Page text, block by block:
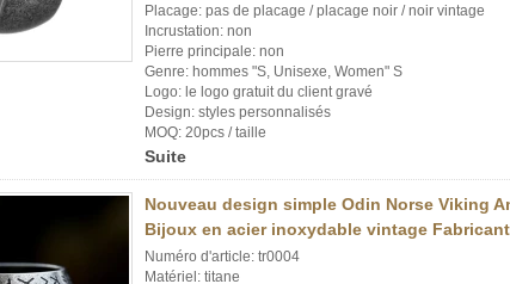
Placage: pas de placage / placage noir / noir vintage
Incrustation: non
Pierre principale: non
Genre: hommes "S, Unisexe, Women" S
Logo: le logo gratuit du client gravé
Design: styles personnalisés
MOQ: 20pcs / taille
Suite
Nouveau design simple Odin Norse Viking
Bijoux en acier inoxydable vintage
Numéro d'article: tr0004
Matériel: titane